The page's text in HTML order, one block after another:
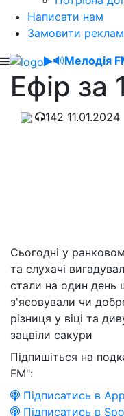
Написати нам
Замовити
🔊Мелодія
Ефір за
142 11.01.2024
Сьогодні у
та слухачі
стали на один день
з'ясовували чи
різниця у віці та
зацвіли сакури
Підпишіться на
FM":
Підписатись в
Підписатись в